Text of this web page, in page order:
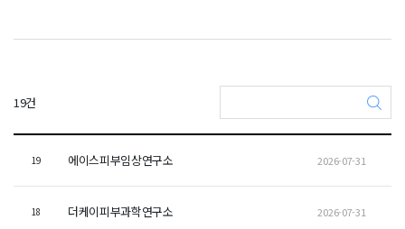
19건
19 에이스피부임상연구소 2026-07-31
18 더케이피부과학연구소 2026-07-31